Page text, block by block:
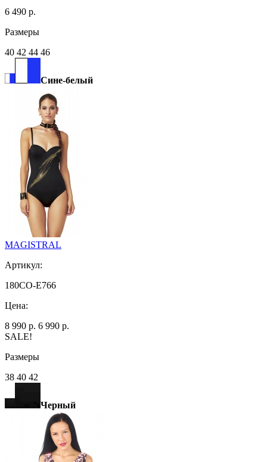
6 490 р.
Размеры
40 42 44 46
Сине-белый
MAGISTRAL
Артикул:
180CO-E766
Цена:
8 990 р. 6 990 р.
SALE!
Размеры
38 40 42
Черный